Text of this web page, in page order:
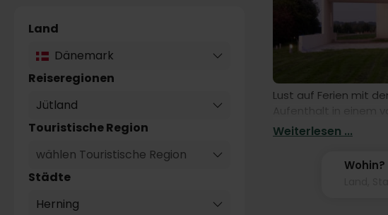
Land
Dänemark
Reiseregionen
Jütland
Touristische Region
wählen Touristische Region
Städte
Herning
Lust auf Ferien mit
Aufenthalt in einem
Herning- mit eigener
Weiterlesen ...
Wohin?